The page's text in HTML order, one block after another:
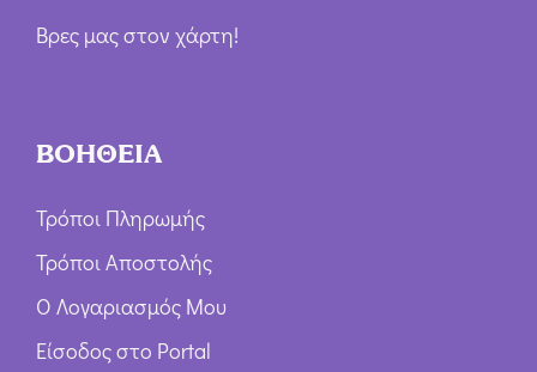
Βρες μας στον χάρτη!
ΒΟΗΘΕΙΑ
Τρόποι Πληρωμής
Τρόποι Αποστολής
Ο Λογαριασμός Μου
Είσοδος στο Portal